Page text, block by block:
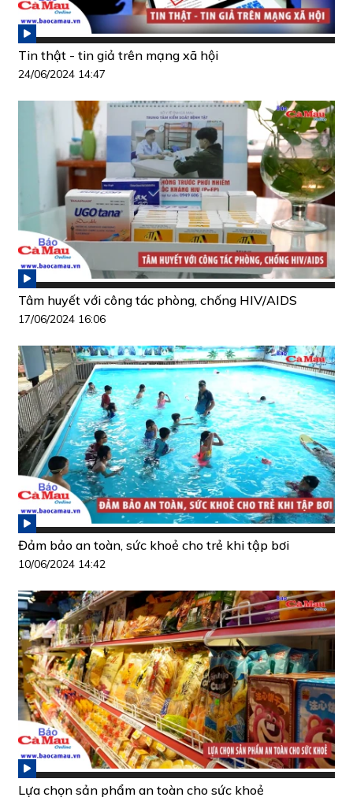
Tin thật - tin giả trên mạng xã hội
24/06/2024 14:47
Tâm huyết với công tác phòng, chống HIV/AIDS
17/06/2024 16:06
Đảm bảo an toàn, sức khoẻ cho trẻ khi tập bơi
10/06/2024 14:42
Lựa chọn sản phẩm an toàn cho sức khoẻ